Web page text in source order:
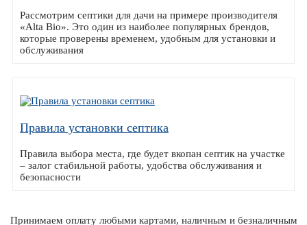
Рассмотрим септики для дачи на примере производителя
«Alta Bio». Это один из наиболее популярных брендов,
которые проверены временем, удобным для установки и
обслуживания
Правила установки септика
Правила выбора места, где будет вкопан септик на участке
– залог стабильной работы, удобства обслуживания и
безопасности
Принимаем оплату любыми картами, наличным и безналичным